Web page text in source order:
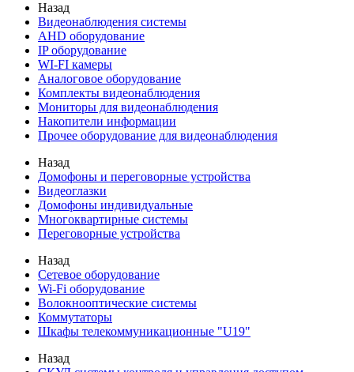
Назад
Видеонаблюдения cистемы
AHD оборудование
IP оборудование
WI-FI камеры
Аналоговое оборудование
Комплекты видеонаблюдения
Мониторы для видеонаблюдения
Накопители информации
Прочее оборудование для видеонаблюдения
Назад
Домофоны и переговорные устройства
Видеоглазки
Домофоны индивидуальные
Многоквартирные системы
Переговорные устройства
Назад
Сетевое оборудование
Wi-Fi оборудование
Волокнооптические системы
Коммутаторы
Шкафы телекоммуникационные "U19"
Назад